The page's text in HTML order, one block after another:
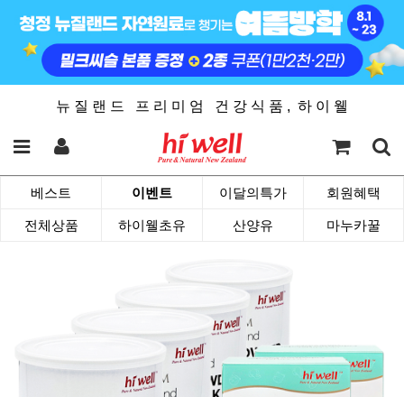
뉴 질 랜 드 프 리 미 엄 건 강 식 품 , 하 이 웰
베스트 이벤트 이달의특가 회원혜택
전체상품 하이웰초유 산양유 마누카꿀